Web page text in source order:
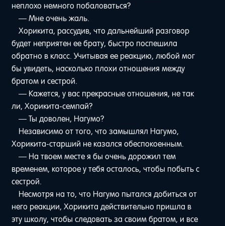
неплохо немного побаловаться?
— Мне очень жаль.
Хорикита, рассудив, что дальнейший разговор
будет неприятен ее брату, быстро поспешила
обратно в класс. Учитывая ее реакцию, любой мог
бы увидеть, насколько плохи отношения между
братом и сестрой.
— Кажется, у вас прекрасные отношения, не так
ли, Хорикита-семпай?
— Ты доволен, Нагумо?
Независимо от того, что замышлял Нагумо,
Хорикита-старший не казался обеспокоенным.
— На твоем месте я бы очень дорожил тем
временем, которое у тебя осталось, чтобы побыть с
сестрой.
Несмотря на то, что Нагумо пытался добиться от
него реакции, Хорикита действительно пришла в
эту школу, чтобы следовать за своим братом, и все